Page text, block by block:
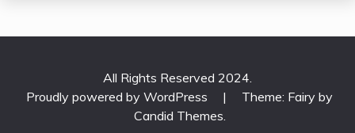
All Rights Reserved 2024.
Proudly powered by WordPress
|
Theme: Fairy by
Candid Themes.